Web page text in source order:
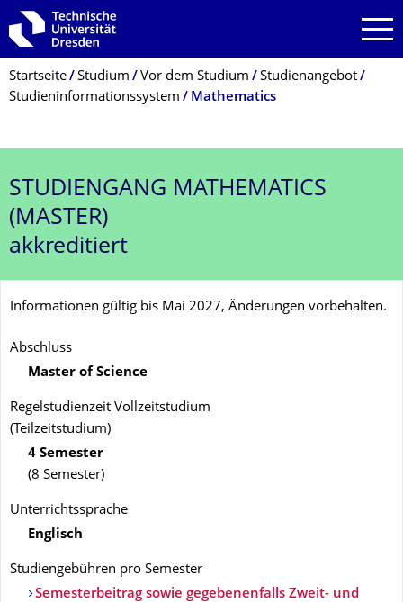
Zur Hauptnavigation springen
Zur Suche springen
Zum Inhalt springen
Breadcrumb-Menü
Startseite Studium Vor dem Studium
Studienangebot
Studieninformationssystem
Mathematics
STUDIENGANG MATHEMATICS
(MASTER)
akkreditiert
Informationen gültig bis Mai 2027, Änderungen vorbehalten.
Abschluss
Master of Science
Regelstudienzeit Vollzeitstudium
(Teilzeitstudium)
4 Semester
(8 Semester)
Unterrichtssprache
Englisch
Studiengebühren pro Semester
Semesterbeitrag sowie gegebenenfalls Zweit- und